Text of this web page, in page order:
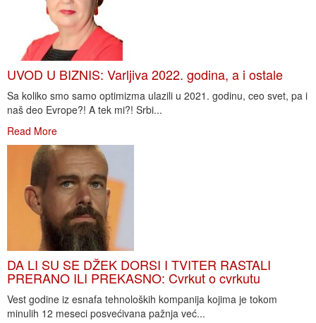
UVOD U BIZNIS: Varljiva 2022. godina, a i ostale
Sa koliko smo samo optimizma ulazili u 2021. godinu, ceo svet, pa i
naš deo Evrope?! A tek mi?! Srbi...
Read More
DA LI SU SE DŽEK DORSI I TVITER RASTALI
PRERANO ILI PREKASNO: Cvrkut o cvrkutu
Vest godine iz esnafa tehnoloških kompanija kojima je tokom
minulih 12 meseci posvećivana pažnja već...